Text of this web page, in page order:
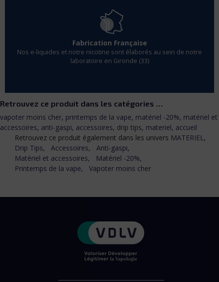
Fabrication Française
Nos e-liquides et notre nicotine sont élaborés au sein de notre
laboratoire en Gironde (33)
Retrouvez ce produit dans les catégories …
vapoter moins cher, printemps de la vape, matériel -20%, matériel et
accessoires, anti-gaspi, accessoires, drip tips, materiel, accueil
Retrouvez ce produit également dans les univers MATERIEL,
Drip Tips,
Accessoires,
Anti-gaspi,
Matériel et accessoires,
Matériel -20%,
Printemps de la vape,
Vapoter moins cher